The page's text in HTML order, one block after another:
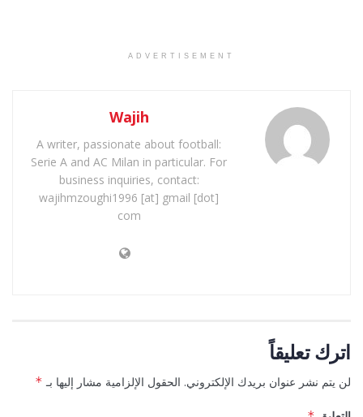
ADVERTISEMENT
Wajih
A writer, passionate about football:
Serie A and AC Milan in particular. For
business inquiries, contact:
wajihmzoughi1996 [at] gmail [dot]
com
اترك تعليقاً
لن يتم نشر عنوان بريدك الإلكتروني. الحقول الإلزامية مشار إليها بـ *